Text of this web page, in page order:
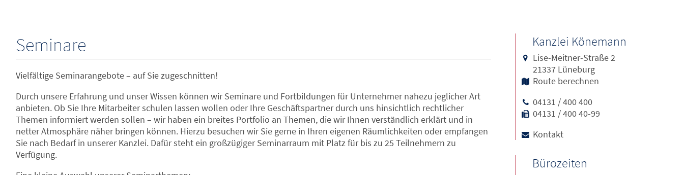
Seminare
Vielfältige Seminarangebote – auf Sie zugeschnitten!
Durch unsere Erfahrung und unser Wissen können wir Seminare und Fortbildungen für Unternehmer nahezu jeglicher Art
anbieten. Ob Sie Ihre Mitarbeiter schulen lassen wollen oder Ihre Geschäftspartner durch uns hinsichtlich rechtlicher
Themen informiert werden sollen – wir haben ein breites Portfolio an Themen, die wir Ihnen verständlich erklärt und in
netter Atmosphäre näher bringen können. Hierzu besuchen wir Sie gerne in Ihren eigenen Räumlichkeiten oder empfangen
Sie nach Bedarf in unserer Kanzlei. Dafür steht ein großzügiger Seminarraum mit Platz für bis zu 25 Teilnehmern zu
Verfügung.
Kanzlei Könemann
Lise-Meitner-Straße 2
21337 Lüneburg
Route berechnen
04131 / 400 400
04131 / 400 40-99
Kontakt
Bürozeiten